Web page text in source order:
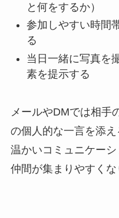
と何をするか）
参加しやすい時間
る
当日一緒に写真を
素を提示する
メールやDMでは相手
の個人的な一言を添え
温かいコミュニケー
仲間が集まりやすくな